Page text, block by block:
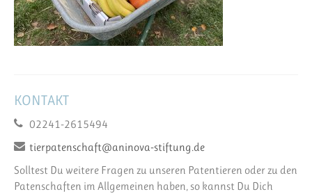
KONTAKT
02241-2615494
tierpatenschaft@aninova-stiftung.de
Solltest Du weitere Fragen zu unseren Patentieren oder zu den
Patenschaften im Allgemeinen haben, so kannst Du Dich